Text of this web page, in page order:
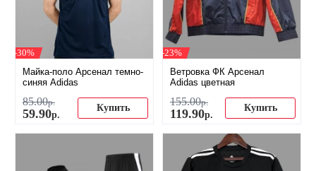
-30%
Майка-поло Арсенал темно-
синяя Adidas
85.00р.
59.90р.
Купить
-23%
Ветровка ФК Арсенал
Adidas цветная
155.00р.
119.90р.
Купить